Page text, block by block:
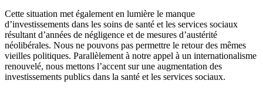
Cette situation met également en lumière le manque
d’investissements dans les soins de santé et les services sociaux
résultant d’années de négligence et de mesures d’austérité
néolibérales. Nous ne pouvons pas permettre le retour des mêmes
vieilles politiques. Parallèlement à notre appel à un internationalisme
renouvelé, nous mettons l’accent sur une augmentation des
investissements publics dans la santé et les services sociaux.